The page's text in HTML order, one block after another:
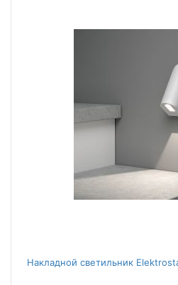
Накладной светильник